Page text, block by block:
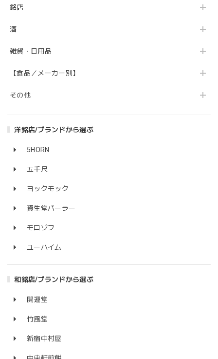
銘店
酒
雑貨・日用品
【食品／メーカー別】
その他
洋銘店/ブランドから選ぶ
5HORN
五千尺
ヨックモック
資生堂パーラー
モロゾフ
ユーハイム
和銘店/ブランドから選ぶ
開運堂
竹風堂
新宿中村屋